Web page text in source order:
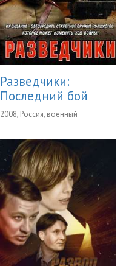
Разведчики:
Последний бой
2008, Россия, военный